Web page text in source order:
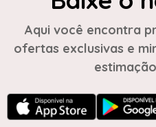
Aqui você encontra
ofertas exclusivas e